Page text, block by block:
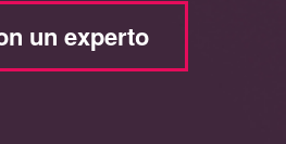
un experto